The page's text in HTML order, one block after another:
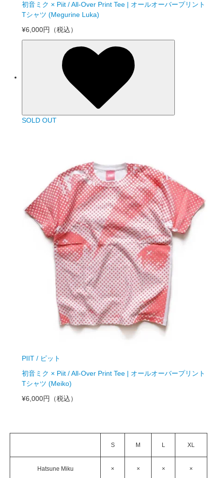
初音ミク × Piit / All-Over Print Tee | オールオーバープリント
Tシャツ (Megurine Luka)
¥6,000円
（税込）
SOLD OUT
PIIT / ピット
初音ミク × Piit / All-Over Print Tee | オールオーバープリント
Tシャツ (Meiko)
¥6,000円
（税込）
S M L XL
Hatsune Miku × × × ×